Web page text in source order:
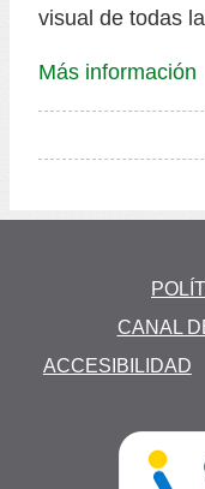
visual de todas
Más información
CANAL
ACCESIBILIDAD